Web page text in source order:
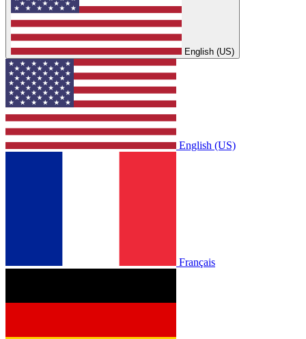
English (US)
English (US)
Français